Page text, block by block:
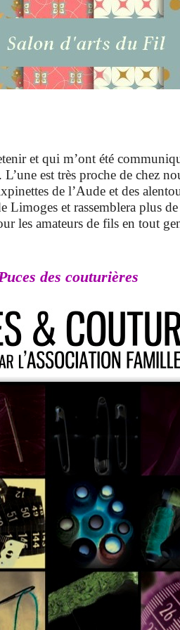
et qui m’ont été
est très proche de chez
de l’Aude et des
Limoges et rassemblera plus
les amateurs de fils en tout
des couturières